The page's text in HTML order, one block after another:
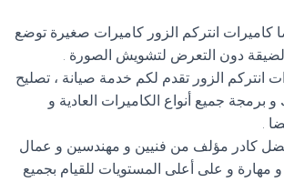
كاميرات انتركم الزور كاميرات صغيرة توضع
دون التعرض لتشويش الصورة .
انتركم الزور تقدم لكم خدمة صيانة ، تصليح
برمجة جميع أنواع الكاميرات العادية و
.
كادر مؤلف من فنيين و مهندسين و عمال
مهارة و على أعلى المستويات للقيام بجميع